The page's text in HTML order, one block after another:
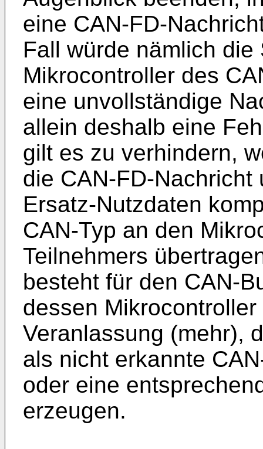
eine CAN-FD-
Fall würde nämlich
Mikrocontroller des
eine unvollständige
allein deshalb eine
gilt es zu verhindern,
die CAN-FD-
Ersatz-Nutzdaten
CAN-Typ an den
Teilnehmers
besteht für den CAN-
dessen
Veranlassung (mehr),
als nicht erkannte
oder eine
erzeugen.